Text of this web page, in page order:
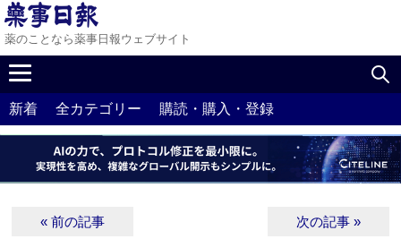
薬のことなら薬事日報ウェブサイト
新着 全カテゴリー 購読・購入・登録
« 前の記事 次の記事 »